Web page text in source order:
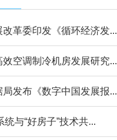
改革委印发《循环经济发...
效空调制冷机房发展研究...
局发布《数字中国发展报...
统与“好房子”技术共...